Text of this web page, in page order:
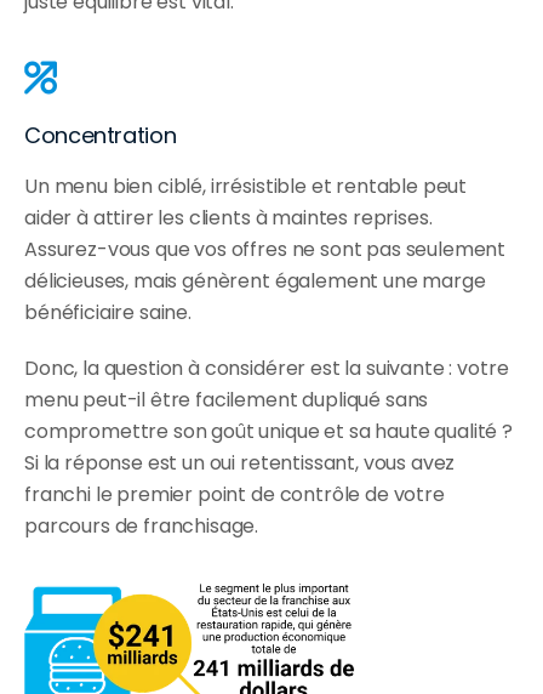
Concentration
Un menu bien ciblé, irrésistible et rentable peut
aider à attirer les clients à maintes reprises.
Assurez-vous que vos offres ne sont pas seulement
délicieuses, mais génèrent également une marge
bénéficiaire saine.
Donc, la question à considérer est la suivante : votre
menu peut-il être facilement dupliqué sans
compromettre son goût unique et sa haute qualité ?
Si la réponse est un oui retentissant, vous avez
franchi le premier point de contrôle de votre
parcours de franchisage.